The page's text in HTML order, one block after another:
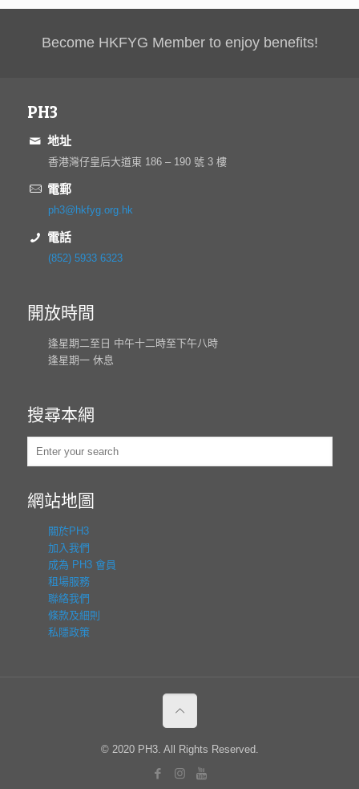
Become HKFYG Member to enjoy benefits!
PH3
地址
香港灣仔皇后大道東 186 – 190 號 3 樓
電郵
ph3@hkfyg.org.hk
電話
(852) 5933 6323
開放時間
逢星期二至日 中午十二時至下午八時
逢星期一 休息
搜尋本網
網站地圖
關於PH3
加入我們
成為 PH3 會員
租場服務
聯絡我們
條款及細則
私隱政策
© 2020 PH3. All Rights Reserved.